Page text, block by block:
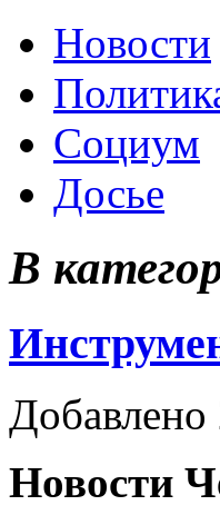
Новости
Социум
Досье
В
Новости